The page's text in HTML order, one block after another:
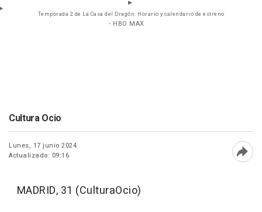
Temporada 2 de La Casa del Dragón: Horario y calendario de estreno
- HBO MAX
Cultura Ocio
Lunes, 17 junio 2024
Actualizado: 09:16
MADRID, 31 (CulturaOcio)